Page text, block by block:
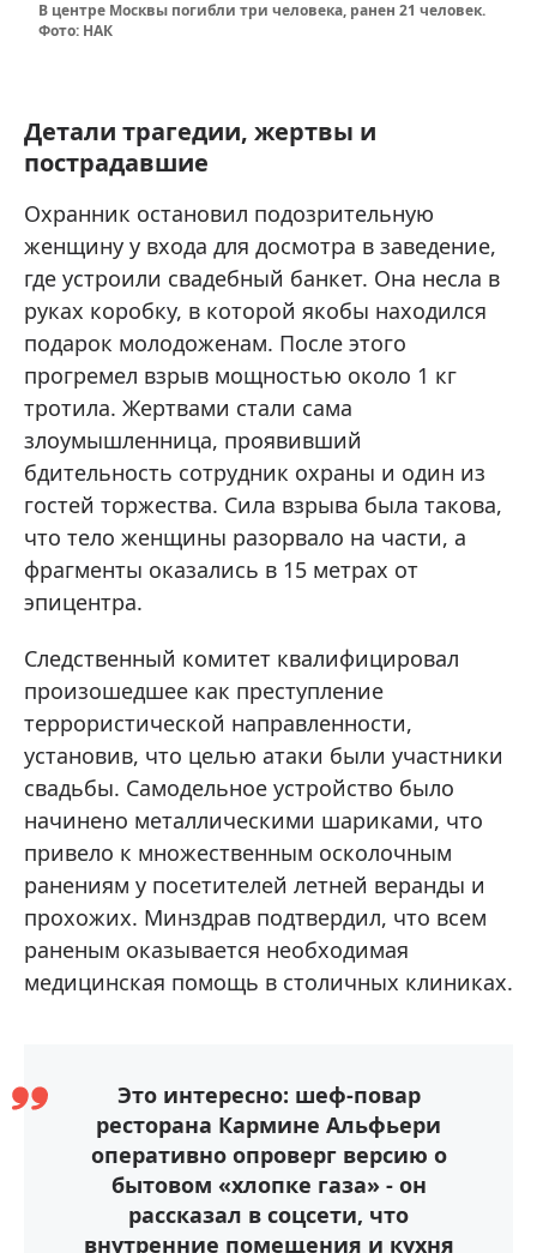
В центре Москвы погибли три человека, ранен 21 человек.
Фото: НАК
Детали трагедии, жертвы и
пострадавшие
Охранник остановил подозрительную
женщину у входа для досмотра в заведение,
где устроили свадебный банкет. Она несла в
руках коробку, в которой якобы находился
подарок молодоженам. После этого
прогремел взрыв мощностью около 1 кг
тротила. Жертвами стали сама
злоумышленница, проявивший
бдительность сотрудник охраны и один из
гостей торжества. Сила взрыва была такова,
что тело женщины разорвало на части, а
фрагменты оказались в 15 метрах от
эпицентра.
Следственный комитет квалифицировал
произошедшее как преступление
террористической направленности,
установив, что целью атаки были участники
свадьбы. Самодельное устройство было
начинено металлическими шариками, что
привело к множественным осколочным
ранениям у посетителей летней веранды и
прохожих. Минздрав подтвердил, что всем
раненым оказывается необходимая
медицинская помощь в столичных клиниках.
Это интересно: шеф-повар
ресторана Кармине Альфьери
оперативно опроверг версию о
бытовом «хлопке газа» - он
рассказал в соцсети, что
внутренние помещения и кухня